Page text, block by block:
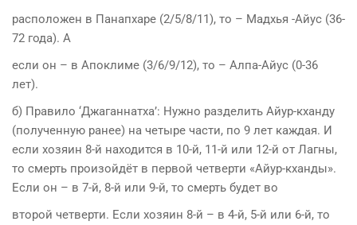
расположен в Панапхаре (2/5/8/11), то – Мадхья -Айус (36-
72 года). А
если он – в Апоклиме (3/6/9/12), то – Алпа-Айус (0-36
лет).
б) Правило ‘Джаганнатха’: Нужно разделить Айур-кханду
(полученную ранее) на четыре части, по 9 лет каждая. И
если хозяин 8-й находится в 10-й, 11-й или 12-й от Лагны,
то смерть произойдёт в первой четверти «Айур-кханды».
Если он – в 7-й, 8-й или 9-й, то смерть будет во
второй четверти. Если хозяин 8-й – в 4-й, 5-й или 6-й, то